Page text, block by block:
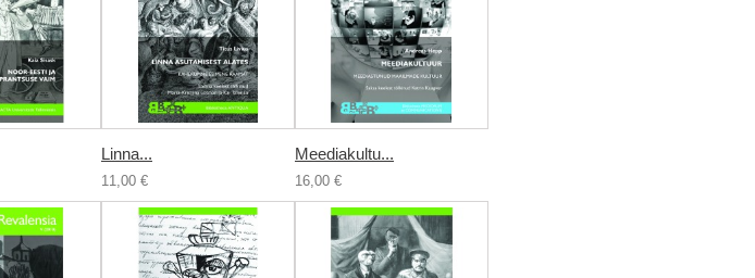
Linna...
11,00 €
Meediakultu...
16,00 €